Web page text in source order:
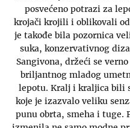
posvećeno potrazi za
krojači krojili i oblikovali
je takođe bila pozornica
suka, konzervativnog
Sangivona, držeći se
briljantnog mladog
lepotu. Kralj i kraljica bili
koje je izazvalo veliku
punu obrta, smeha i tuge.